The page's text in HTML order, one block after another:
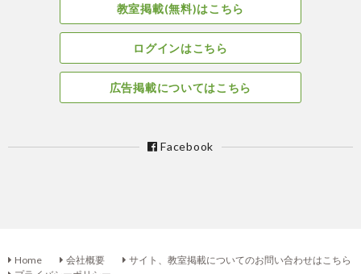
教室掲載(無料)はこちら
ログインはこちら
広告掲載についてはこちら
Facebook
Home 会社概要
サイト、教室掲載についてのお問い合わせはこちら